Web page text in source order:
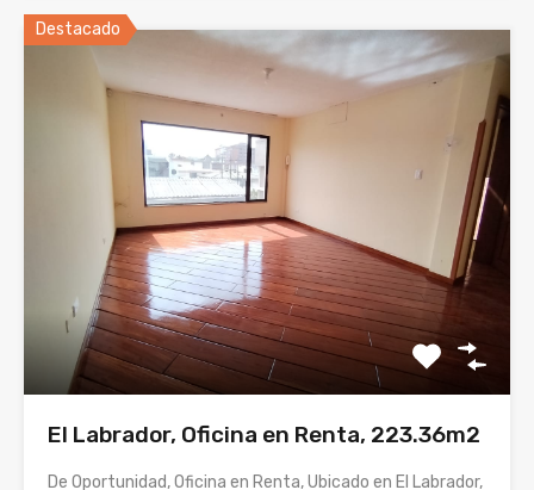
Destacado
El Labrador, Oficina en Renta, 223.36m2
De Oportunidad, Oficina en Renta, Ubicado en El Labrador,